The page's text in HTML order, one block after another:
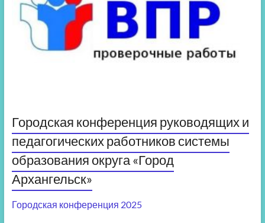
Городская конференция руководящих и
педагогических работников системы
образования округа «Город
Архангельск»
Городская конференция 2025